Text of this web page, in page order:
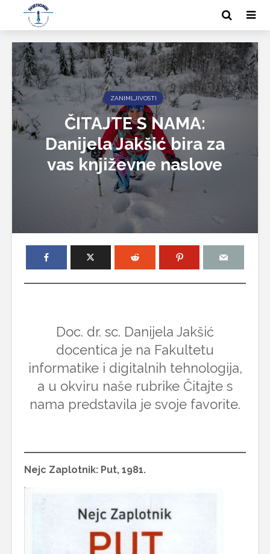
ZANIMLJIVOSTI
ČITAJTE S NAMA:
Danijela Jakšić bira za
vas književne naslove
Doc. dr. sc. Danijela Jakšić
docentica je na Fakultetu
informatike i digitalnih tehnologija,
a u okviru naše rubrike Čitajte s
nama predstavila je svoje favorite.
Nejc Zaplotnik: Put, 1981.